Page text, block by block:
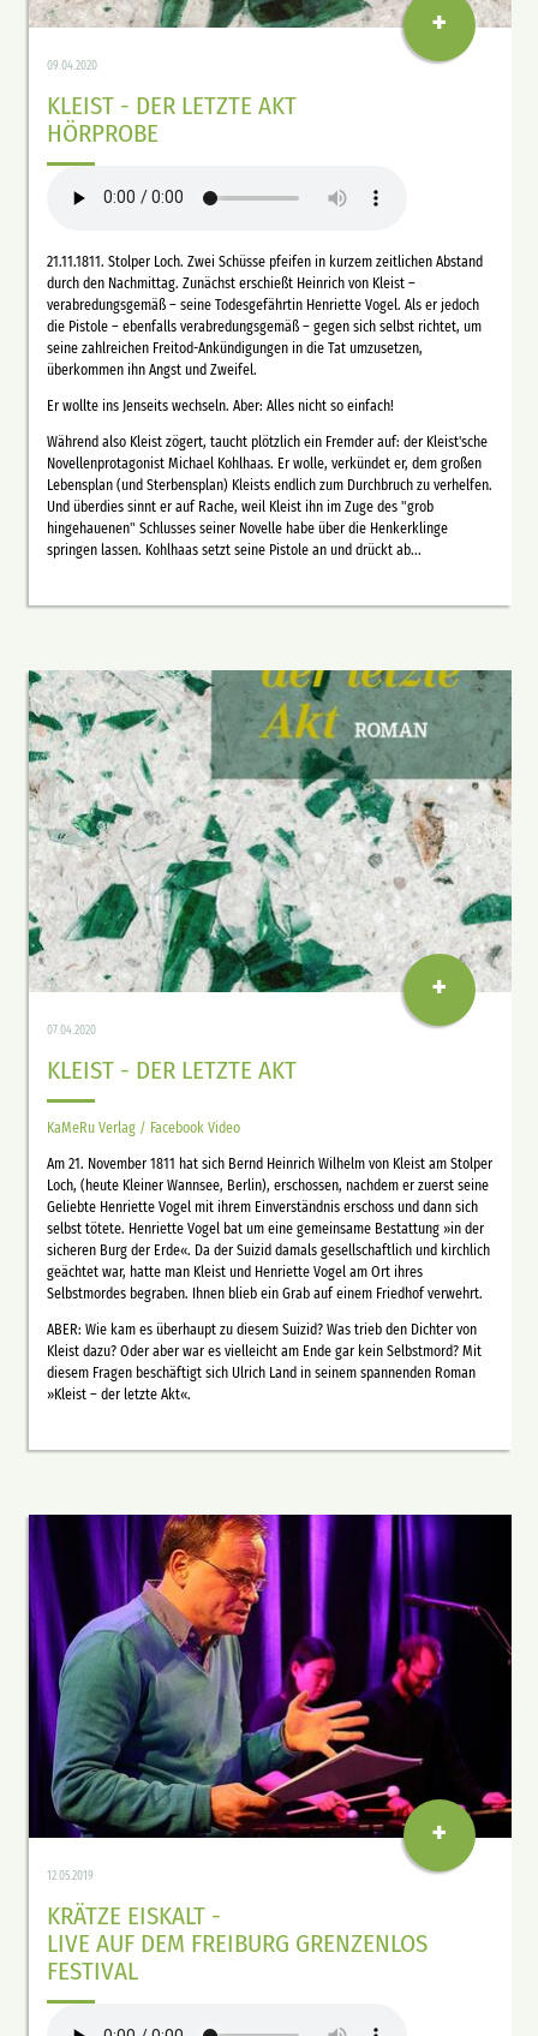
09.04.2020
KLEIST - DER LETZTE AKT
HÖRPROBE
21.11.1811. Stolper Loch. Zwei Schüsse pfeifen in kurzem zeitlichen Abstand
durch den Nachmittag. Zunächst erschießt Heinrich von Kleist –
verabredungsgemäß – seine Todesgefährtin Henriette Vogel. Als er jedoch
die Pistole – ebenfalls verabredungsgemäß – gegen sich selbst richtet, um
seine zahlreichen Freitod-Ankündigungen in die Tat umzusetzen,
überkommen ihn Angst und Zweifel.
Er wollte ins Jenseits wechseln. Aber: Alles nicht so einfach!
Während also Kleist zögert, taucht plötzlich ein Fremder auf: der Kleist'sche
Novellenprotagonist Michael Kohlhaas. Er wolle, verkündet er, dem großen
Lebensplan (und Sterbensplan) Kleists endlich zum Durchbruch zu verhelfen.
Und überdies sinnt er auf Rache, weil Kleist ihn im Zuge des "grob
hingehauenen" Schlusses seiner Novelle habe über die Henkerklinge
springen lassen. Kohlhaas setzt seine Pistole an und drückt ab...
+
07.04.2020
KLEIST - DER LETZTE AKT
KaMeRu Verlag / Facebook Video
Am 21. November 1811 hat sich Bernd Heinrich Wilhelm von Kleist am Stolper
Loch, (heute Kleiner Wannsee, Berlin), erschossen, nachdem er zuerst seine
Geliebte Henriette Vogel mit ihrem Einverständnis erschoss und dann sich
selbst tötete. Henriette Vogel bat um eine gemeinsame Bestattung »in der
sicheren Burg der Erde«. Da der Suizid damals gesellschaftlich und kirchlich
geächtet war, hatte man Kleist und Henriette Vogel am Ort ihres
Selbstmordes begraben. Ihnen blieb ein Grab auf einem Friedhof verwehrt.
ABER: Wie kam es überhaupt zu diesem Suizid? Was trieb den Dichter von
Kleist dazu? Oder aber war es vielleicht am Ende gar kein Selbstmord? Mit
diesem Fragen beschäftigt sich Ulrich Land in seinem spannenden Roman
»Kleist – der letzte Akt«.
+
12.05.2019
KRÄTZE EISKALT -
LIVE AUF DEM FREIBURG GRENZENLOS
FESTIVAL
+